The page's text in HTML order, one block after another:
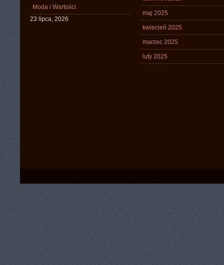
Moda i Wartości
23 lipca, 2026
maj 2025
kwiecień 2025
marzec 2025
luty 2025